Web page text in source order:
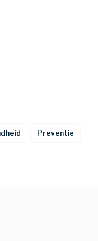
Preventie